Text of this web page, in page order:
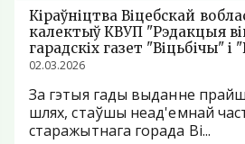
Кіраўніцтва Віцебскай
калектыў КВУП "Рэдакцыя
гарадскіх газет "Віцьбічы" і
Віцебск" з 35-годдзем з дня
02.03.2026
За гэтыя гады выданне
шлях, стаўшы неад'емнай
старажытнага горада Ві...